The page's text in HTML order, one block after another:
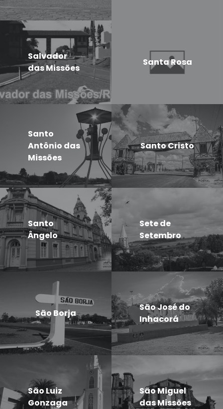
Salvador
das Missões
Santa Rosa
Santo
Antônio das
Missões
Santo Cristo
Santo
Ângelo
Sete de
Setembro
São Borja
São José do
Inhacorá
São Luiz
Gonzaga
São Miguel
das Missões